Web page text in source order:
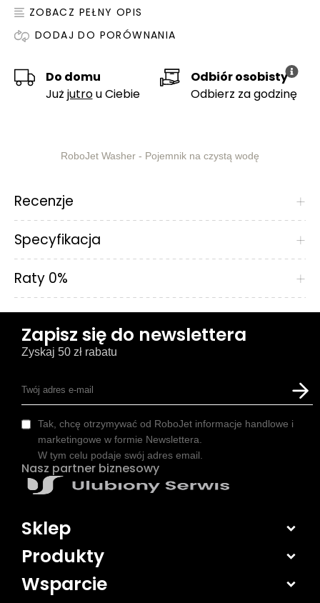
ZOBACZ PEŁNY OPIS
DODAJ DO PORÓWNANIA
Do domu
Już jutrou Ciebie
Odbiór osobisty
Odbierz za godzinę
RoboJet Washer - Pojemnik na czystą wodę
Recenzje +
Specyfikacja +
Raty 0% +
Sklep
Produkty
Wsparcie
Zapisz się do newslettera
Zyskaj 50 zł rabatu
Tak, chcę otrzymywać od RoboJet informacje handlowe i
marketingowe w formie Newslettera.
W tym celu podaje swój adres email.
Nasz partner biznesowy